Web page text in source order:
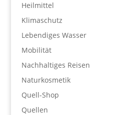
Heilmittel
Klimaschutz
Lebendiges Wasser
Mobilität
Nachhaltiges Reisen
Naturkosmetik
Quell-Shop
Quellen